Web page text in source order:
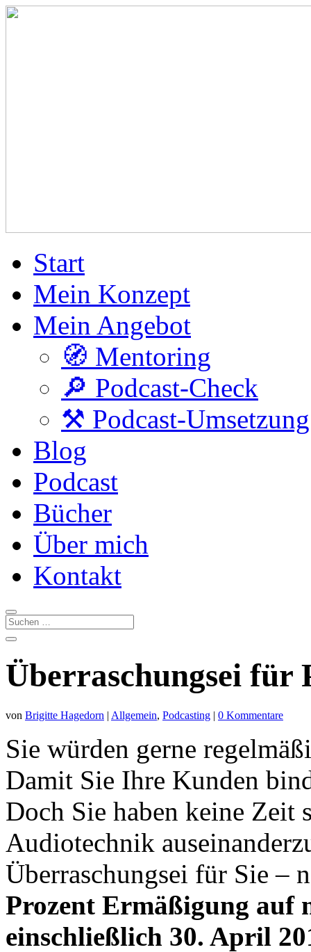
Start
Mein Konzept
Mein Angebot
🧭 Mentoring
🔎 Podcast-Check
⚒️ Podcast-Umsetzung
Blog
Podcast
Bücher
Über mich
Kontakt
Überraschungsei für
von Brigitte Hagedorn | Allgemein, Podcasting | 0 Kommentare
Sie würden gerne
Damit Sie Ihre Kunden
Doch Sie haben keine Zeit
Audiotechnik
Überraschungsei für Sie –
Prozent Ermäßigung auf
einschließlich 30. April